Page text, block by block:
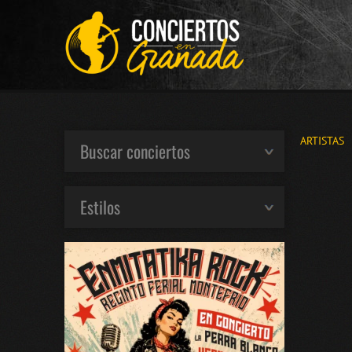
ARTISTAS
Buscar conciertos
Estilos